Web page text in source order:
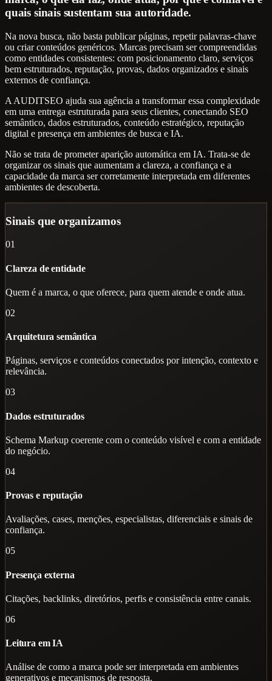
quais sinais sustentam sua autoridade.
Na nova busca, não basta publicar páginas, repetir palavras-chave
ou criar conteúdos genéricos. Marcas precisam ser compreendidas
como entidades consistentes: com posicionamento claro, serviços
bem estruturados, reputação, provas, dados organizados e sinais
externos de confiança.
A AUDITSEO ajuda sua agência a transformar essa complexidade
em uma entrega estruturada para seus clientes, conectando SEO
semântico, dados estruturados, conteúdo estratégico, reputação
digital e presença em ambientes de busca e IA.
Não se trata de prometer aparição automática em IA. Trata-se de
organizar os sinais que aumentam a clareza, a confiança e a
capacidade da marca ser corretamente interpretada em diferentes
ambientes de descoberta.
Sinais que organizamos
01
Clareza de entidade
Quem é a marca, o que oferece, para quem atende e onde atua.
02
Arquitetura semântica
Páginas, serviços e conteúdos conectados por intenção, contexto e
relevância.
03
Dados estruturados
Schema Markup coerente com o conteúdo visível e com a entidade
do negócio.
04
Provas e reputação
Avaliações, cases, menções, especialistas, diferenciais e sinais de
confiança.
05
Presença externa
Citações, backlinks, diretórios, perfis e consistência entre canais.
06
Leitura em IA
Análise de como a marca pode ser interpretada em ambientes
generativos e mecanismos de resposta.